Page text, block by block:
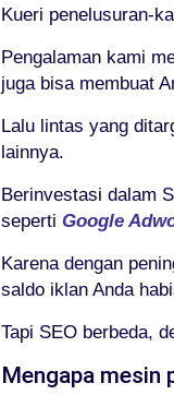
Kueri penelusuran-
Pengalaman kami
juga bisa membuat
Lalu lintas yang
lainnya.
Berinvestasi dalam
seperti Google
Karena dengan
saldo iklan Anda
Tapi SEO berbeda,
Mengapa mesin